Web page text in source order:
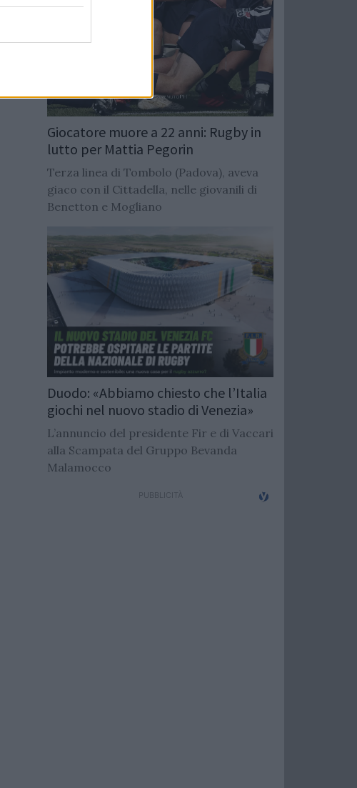
Giocatore muore a 22 anni: Rugby in
lutto per Mattia Pegorin
Terza linea di Tombolo (Padova), aveva
giaco con il Cittadella, nelle giovanili di
Benetton e Mogliano
Duodo: «Abbiamo chiesto che l’Italia
giochi nel nuovo stadio di Venezia»
L’annuncio del presidente Fir e di Vaccari
alla Scampata del Gruppo Bevanda
Malamocco